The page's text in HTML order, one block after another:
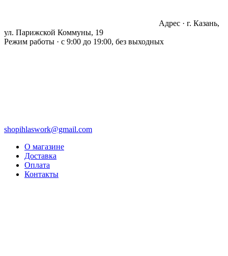
Адрес · г. Казань,
ул. Парижской Коммуны, 19
Режим работы · с 9:00 до 19:00, без выходных
shopihlaswork@gmail.com
О магазине
Доставка
Оплата
Контакты